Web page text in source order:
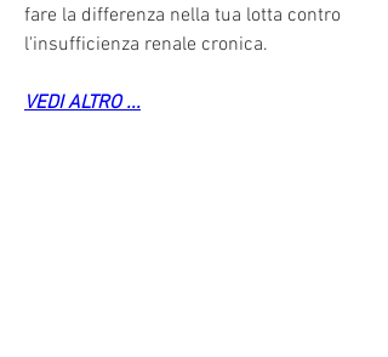
fare la differenza nella tua lotta contro
l'insufficienza renale cronica.
VEDI ALTRO ...